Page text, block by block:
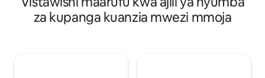
za kupanga kuanzia mwezi mmoja